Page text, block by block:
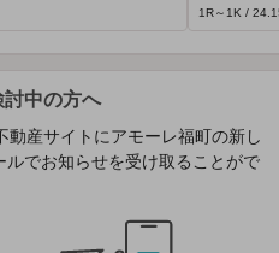
1R～1K /
中の方へ
動産サイトにアモーレ福町の新し
でお知らせを受け取ることがで